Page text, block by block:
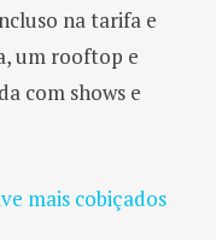
na tarifa e
um rooftop e
com shows e
mais cobiçados